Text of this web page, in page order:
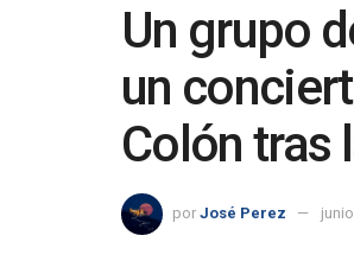
Un grupo
un
Colón tras
por José Perez